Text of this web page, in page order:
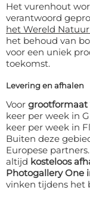
Het vurenhout
verantwoord
het Wereld
het behoud van
voor een uniek
toekomst.
Levering en afhalen
Voor grootformaat
keer per week in
keer per week in
Buiten deze
Europese
altijd kosteloos
Photogallery One
vinken tijdens het